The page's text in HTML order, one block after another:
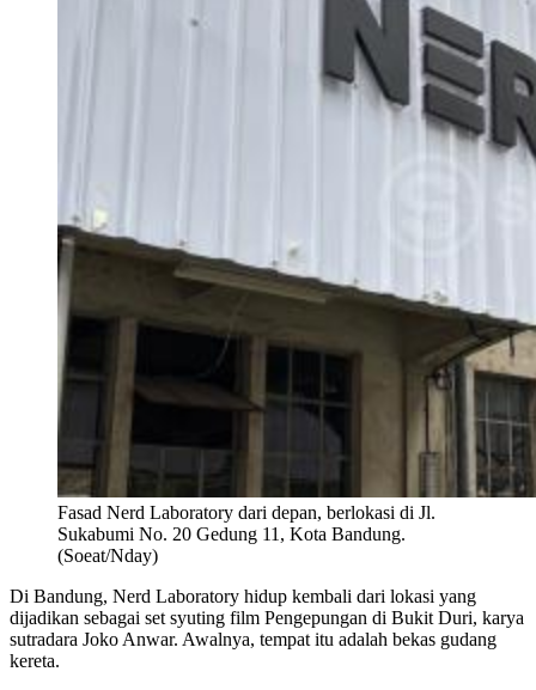
Fasad Nerd Laboratory dari depan, berlokasi di Jl.
Sukabumi No. 20 Gedung 11, Kota Bandung.
(Soeat/Nday)
Di Bandung, Nerd Laboratory hidup kembali dari lokasi yang
dijadikan sebagai set syuting film Pengepungan di Bukit Duri, karya
sutradara Joko Anwar. Awalnya, tempat itu adalah bekas gudang
kereta.